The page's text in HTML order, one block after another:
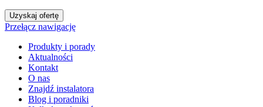
Uzyskaj ofertę
Przełącz nawigację
Produkty i porady
Aktualności
Kontakt
O nas
Znajdź instalatora
Blog i poradniki